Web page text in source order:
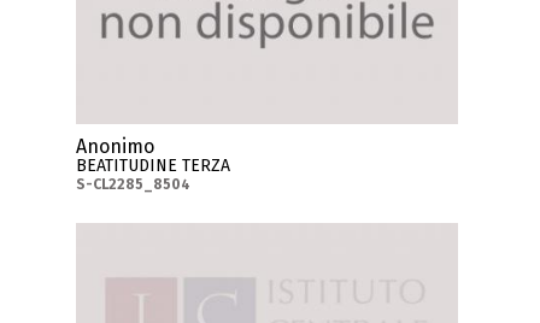
Anonimo
BEATITUDINE TERZA
S-CL2285_8504